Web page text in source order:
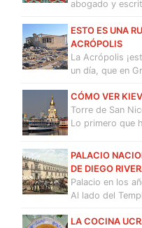
abogado y
ESTO ES UNA
ACRÓPOLIS
La Acrópolis
un día, que en
CÓMO VER
Torre de San
Lo primero que
PALACIO
DE DIEGO
Palacio en los
Al lado del
LA COCINA